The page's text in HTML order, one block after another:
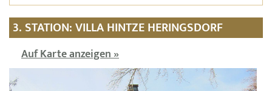
3. STATION: VILLA HINTZE HERINGSDORF
Auf Karte anzeigen »